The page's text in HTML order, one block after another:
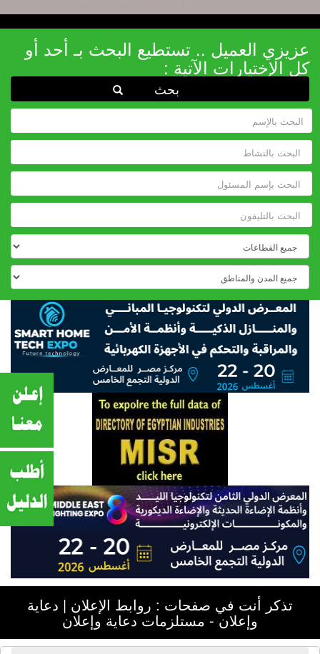
عزيزي العميل .. تستطيع البحث بـ أحد أو
كل الإختيارات الآتية :
تذكر أنت في صفحات : روابط الإعلان | دعاية
وإعلان - مستلزمات دعاية وإعلان